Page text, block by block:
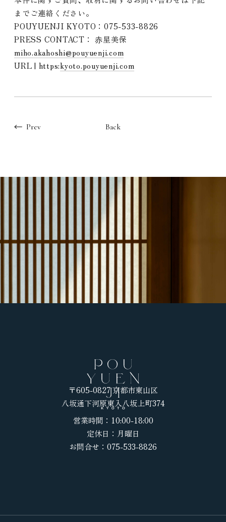
までご連絡ください。
POUYUENJI KYOTO：075-533-8826
PRESS CONTACT： ⾚星美保
miho.akahoshi@pouyuenji.com
URL | https:kyoto.pouyuenji.com
Prev Back
〒605-0827 京都市東山区
八坂通下河原東入八坂上町374
営業時間：10:00-18:00
定休日：月曜日
お問合せ：075-533-8826